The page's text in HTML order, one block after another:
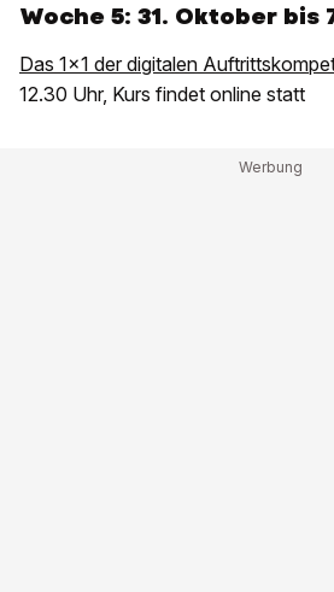
Woche 5: 31. Oktober bis
Das 1x1 der digitalen
12.30 Uhr, Kurs findet online statt